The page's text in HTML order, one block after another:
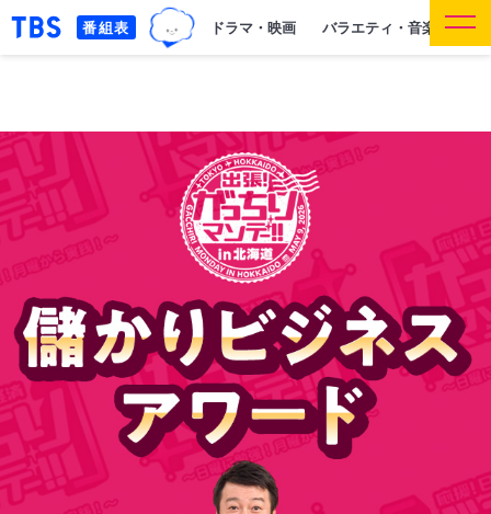
「TBSテレビ｜ときめくときを。」トップペー
TBSグループキャラクター『ワ
ドラマ・映画 バラエティ・音楽 報
番組表